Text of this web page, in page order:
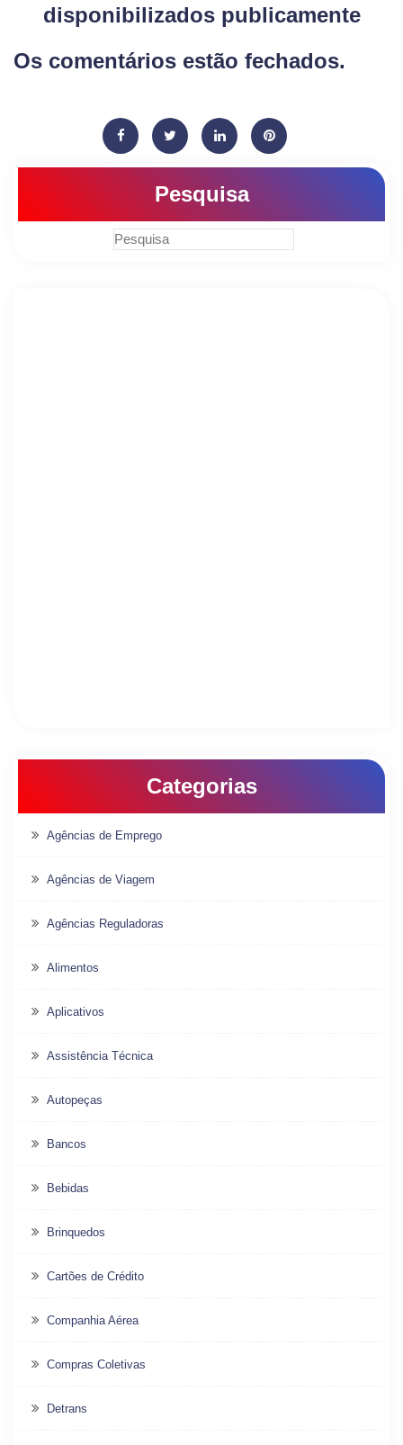
disponibilizados publicamente
Os comentários estão fechados.
Pesquisa
Categorias
Agências de Emprego
Agências de Viagem
Agências Reguladoras
Alimentos
Aplicativos
Assistência Técnica
Autopeças
Bancos
Bebidas
Brinquedos
Cartões de Crédito
Companhia Aérea
Compras Coletivas
Detrans